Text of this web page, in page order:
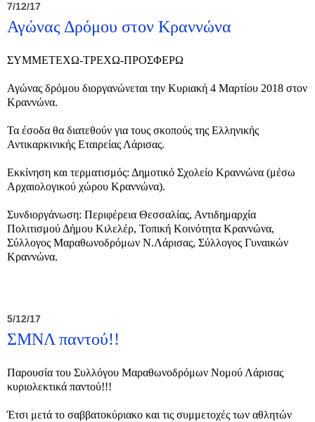
7/12/17
Αγώνας Δρόμου στον Κραννώνα
ΣΥΜΜΕΤΕΧΩ-ΤΡΕΧΩ-ΠΡΟΣΦΕΡΩ
Αγώνας δρόμου διοργανώνεται την Κυριακή 4 Μαρτίου 2018 στον
Κραννώνα.
Τα έσοδα θα διατεθούν για τους σκοπούς της Ελληνικής
Αντικαρκινικής Εταιρείας Λάρισας.
Εκκίνηση και τερματισμός: Δημοτικό Σχολείο Κραννώνα (μέσω
Αρχαιολογικού χώρου Κραννώνα).
Συνδιοργάνωση: Περιφέρεια Θεσσαλίας, Αντιδημαρχία
Πολιτισμού Δήμου Κιλελέρ, Τοπική Κοινότητα Κραννώνα,
Σύλλογος Μαραθωνοδρόμων Ν.Λάρισας, Σύλλογος Γυναικών
Κραννώνα.
5/12/17
ΣΜΝΛ παντού!!
Παρουσία του Συλλόγου Μαραθωνοδρόμων Νομού Λάρισας
κυριολεκτικά παντού!!!
Έτσι μετά το σαββατοκύριακο και τις συμμετοχές των αθλητών